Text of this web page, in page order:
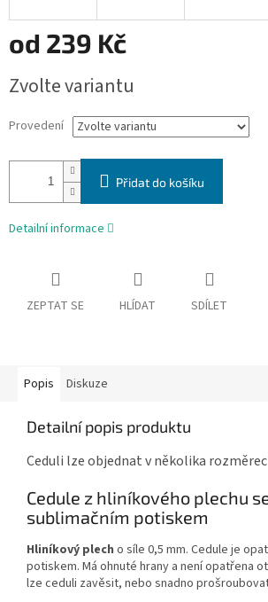
od 239 Kč
cena:
Zvolte variantu
Provedení
Přidat do košíku
Detailní informace
ZEPTAT SE HLÍDAT SDÍLET
Popis Diskuze
Detailní popis produktu
Ceduli lze objednat v několika
Cedule z hliníkového plechu
sublimačním potiskem
Hliníkový plech o síle 0,5 mm. Cedule je
potiskem. Má ohnuté hrany a není opatřena
lze ceduli zavěsit, nebo snadno